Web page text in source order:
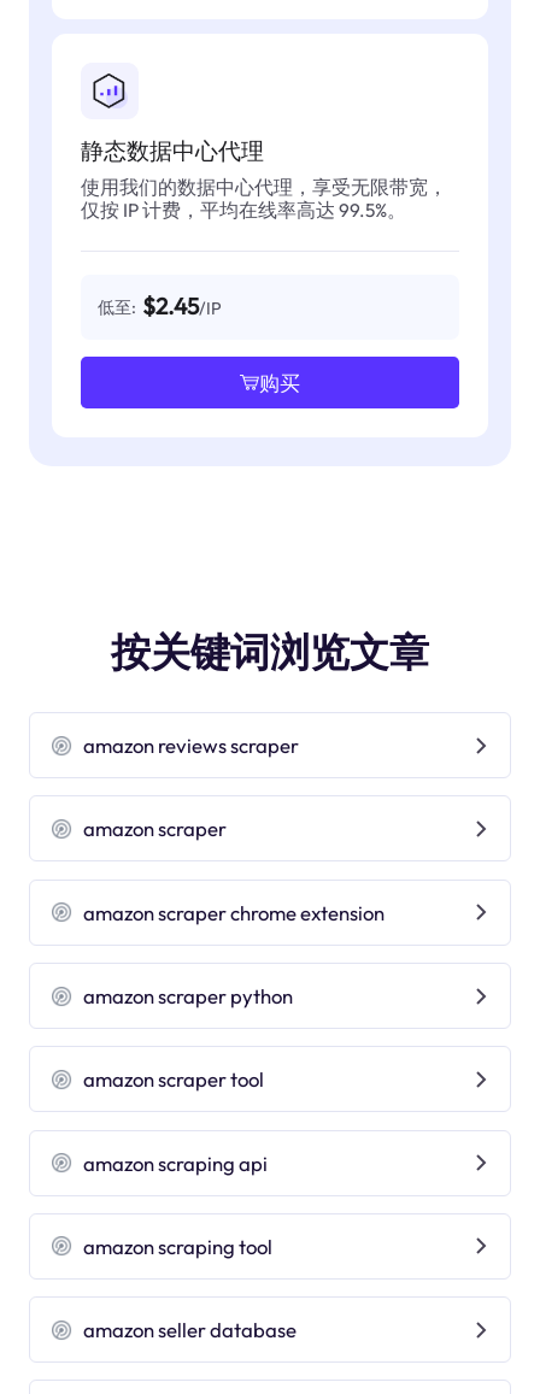
静态数据中心代理
使用我们的数据中心代理，享受无限带宽，
仅按 IP 计费，平均在线率高达 99.5%。
低至: $2.45/IP
购买
按关键词浏览文章
amazon reviews scraper
amazon scraper
amazon scraper chrome extension
amazon scraper python
amazon scraper tool
amazon scraping api
amazon scraping tool
amazon seller database